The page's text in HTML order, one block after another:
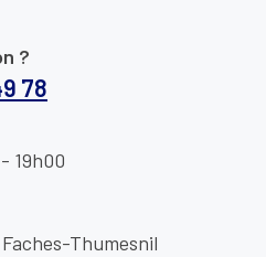
?
78
19h00
Faches-Thumesnil